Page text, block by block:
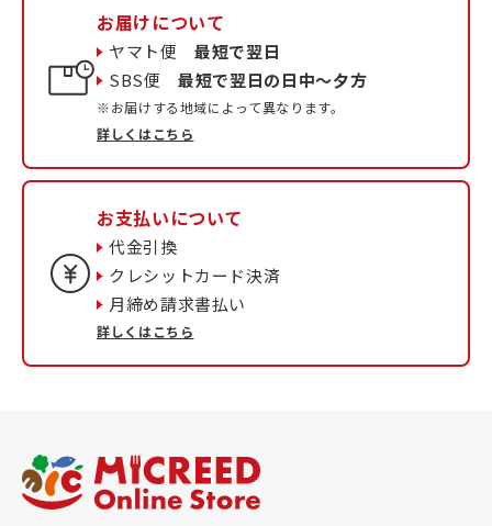
お届けについて
ヤマト便最短で翌日
SBS便最短で翌日の日中〜夕方
※お届けする地域によって異なります。
詳しくはこちら
お支払いについて
代金引換
クレシットカード決済
月締め請求書払い
詳しくはこちら